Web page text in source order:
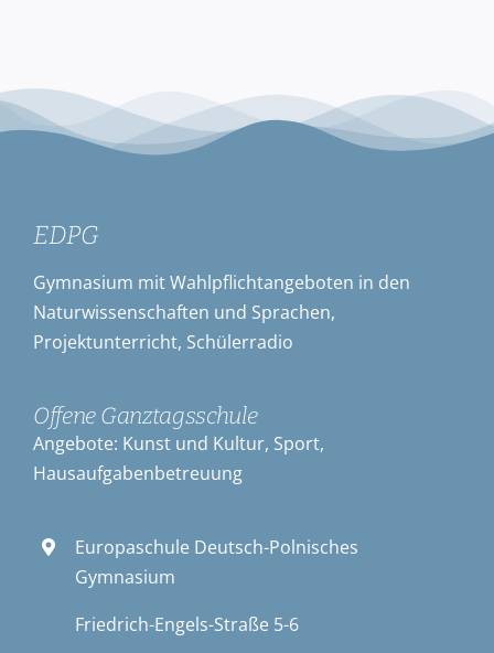
EDPG
Gymnasium mit Wahlpflichtangeboten in den
Naturwissenschaften und Sprachen,
Projektunterricht, Schülerradio
Offene Ganztagsschule
Angebote: Kunst und Kultur, Sport,
Hausaufgabenbetreuung
Europaschule Deutsch-Polnisches
Gymnasium
Friedrich-Engels-Straße 5-6